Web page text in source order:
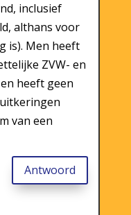
inclusief
althans voor
is). Men heeft
ZVW- en
heeft geen
van een
Antwoord